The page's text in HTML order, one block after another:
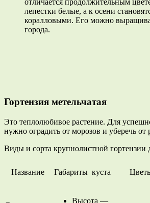
отличается продолжительным
лепестки белые, а к осени
коралловыми. Его можно
города.
Гортензия метельчатая
Это теплолюбивое растение. Для
нужно оградить от морозов и уберечь от
Виды и сорта крупнолистной гортензии
Название Габариты куста
Высота —